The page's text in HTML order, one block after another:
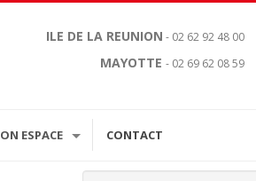
ILE DE LA REUNION - 02 62 92 48 00
MAYOTTE- 02 69 62 08 59
ESPACE CONTACT